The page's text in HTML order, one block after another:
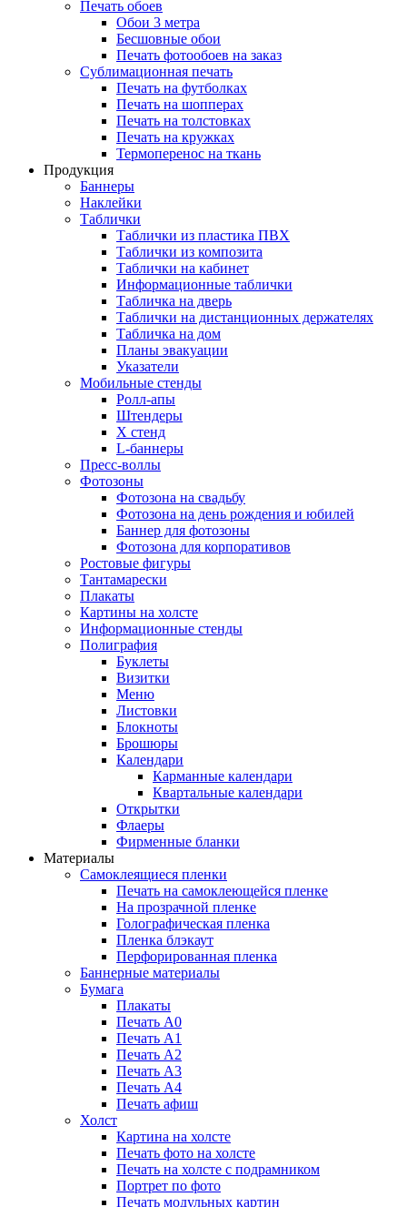
Печать обоев
Обои 3 метра
Бесшовные обои
Печать фотообоев на заказ
Сублимационная печать
Печать на футболках
Печать на шопперах
Печать на толстовках
Печать на кружках
Термоперенос на ткань
Продукция
Баннеры
Наклейки
Таблички
Таблички из пластика ПВХ
Таблички из композита
Таблички на кабинет
Информационные таблички
Табличка на дверь
Таблички на дистанционных держателях
Табличка на дом
Планы эвакуации
Указатели
Мобильные стенды
Ролл-апы
Штендеры
Х стенд
L-баннеры
Пресс-воллы
Фотозоны
Фотозона на свадьбу
Фотозона на день рождения и юбилей
Баннер для фотозоны
Фотозона для корпоративов
Ростовые фигуры
Тантамарески
Плакаты
Картины на холсте
Информационные стенды
Полиграфия
Буклеты
Визитки
Меню
Листовки
Блокноты
Брошюры
Календари
Карманные календари
Квартальные календари
Открытки
Флаеры
Фирменные бланки
Материалы
Самоклеящиеся пленки
Печать на самоклеющейся пленке
На прозрачной пленке
Голографическая пленка
Пленка блэкаут
Перфорированная пленка
Баннерные материалы
Бумага
Плакаты
Печать А0
Печать А1
Печать А2
Печать А3
Печать А4
Печать афиш
Холст
Картина на холсте
Печать фото на холсте
Печать на холсте с подрамником
Портрет по фото
Печать модульных картин